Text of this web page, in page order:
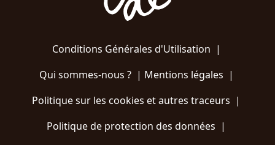
Conditions Générales d'Utilisation |
Qui sommes-nous ?| Mentions légales |
Politique sur les cookies et autres traceurs |
Politique de protection des données |